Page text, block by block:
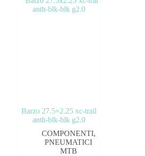
OUTLET
Barzo 27.5×2.25 xc-trail
anth-blk-blk g2.0
COMPONENTI,
PNEUMATICI
MTB